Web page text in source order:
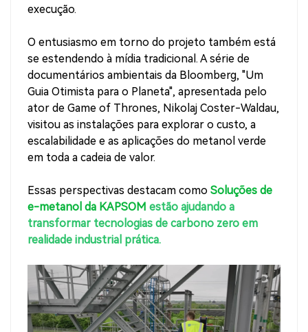
execução.
O entusiasmo em torno do projeto também está
se estendendo à mídia tradicional. A série de
documentários ambientais da Bloomberg, "Um
Guia Otimista para o Planeta", apresentada pelo
ator de Game of Thrones, Nikolaj Coster-Waldau,
visitou as instalações para explorar o custo, a
escalabilidade e as aplicações do metanol verde
em toda a cadeia de valor.
Essas perspectivas destacam como Soluções de
e-metanol da KAPSOM estão ajudando a
transformar tecnologias de carbono zero em
realidade industrial prática.